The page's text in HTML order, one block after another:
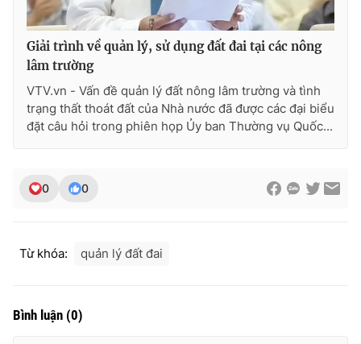
Photo Infographic
Video Shorts video
VTV Money VTV Thể thao
Thị trường 24h Tấm lòng Việt
Giải trình về quản lý, sử dụng đất đai tại các nông
lâm trường
VTV.vn - Vấn đề quản lý đất nông lâm trường và tình
trạng thất thoát đất của Nhà nước đã được các đại biểu
đặt câu hỏi trong phiên họp Ủy ban Thường vụ Quốc...
0 0
Từ khóa: quản lý đất đai
Bình luận (0)